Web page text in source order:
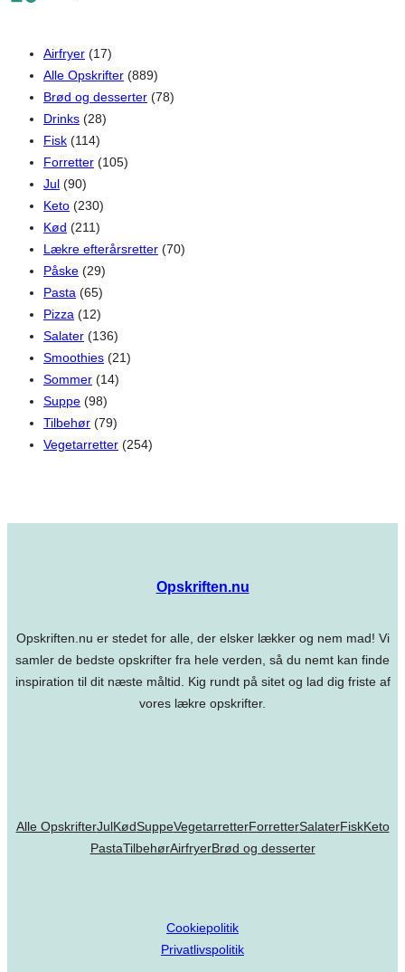
Airfryer (17)
Alle Opskrifter (889)
Brød og desserter (78)
Drinks (28)
Fisk (114)
Forretter (105)
Jul (90)
Keto (230)
Kød (211)
Lækre efterårsretter (70)
Påske (29)
Pasta (65)
Pizza (12)
Salater (136)
Smoothies (21)
Sommer (14)
Suppe (98)
Tilbehør (79)
Vegetarretter (254)
Opskriften.nu
Opskriften.nu er stedet for alle, der elsker lækker og nem mad! Vi
samler de bedste opskrifter fra hele verden, så du nemt kan finde
inspiration til dit næste måltid. Kig rundt på sitet og lad dig friste af
vores lækre opskrifter.
Alle OpskrifterJulKødSuppeVegetarretterForretterSalaterFiskKeto
PastaTilbehørAirfryerBrød og desserter
Cookiepolitik
Privatlivspolitik